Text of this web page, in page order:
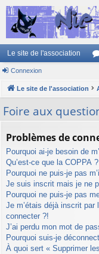
Le site de l'association
u
Connexion
Le site de l'association
Foire aux
Problèmes de
Pourquoi ai-je besoin de
Qu’est-ce que la COPPA ?
Pourquoi ne puis-je pas
Je suis inscrit mais je ne
Pourquoi ne puis-je pas
Je m’étais déjà inscrit
connecter ?!
J’ai perdu mon mot de
Pourquoi suis-je
À quoi sert « Supprimer